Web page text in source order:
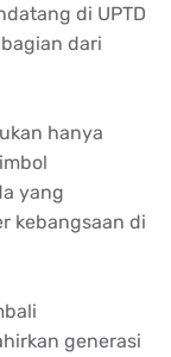
di UPTD
dari
hanya
yang
kebangsaan di
generasi